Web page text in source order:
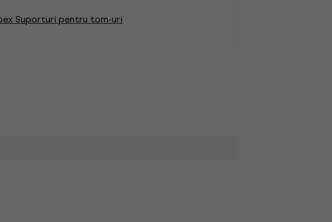
Suporturi pentru tom-uri